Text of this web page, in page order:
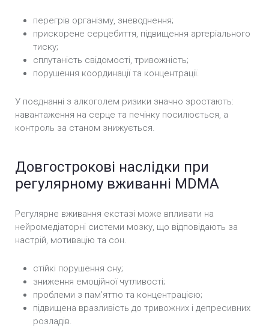
перегрів організму, зневоднення;
прискорене серцебиття, підвищення артеріального
тиску;
сплутаність свідомості, тривожність;
порушення координації та концентрації.
У поєднанні з алкоголем ризики значно зростають:
навантаження на серце та печінку посилюється, а
контроль за станом знижується.
Довгострокові наслідки при
регулярному вживанні MDMA
Регулярне вживання екстазі може впливати на
нейромедіаторні системи мозку, що відповідають за
настрій, мотивацію та сон.
стійкі порушення сну;
зниження емоційної чутливості;
проблеми з пам’яттю та концентрацією;
підвищена вразливість до тривожних і депресивних
розладів.